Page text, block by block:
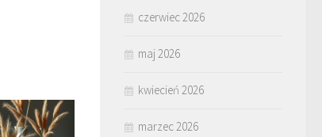
czerwiec 2026
maj 2026
kwiecień 2026
marzec 2026